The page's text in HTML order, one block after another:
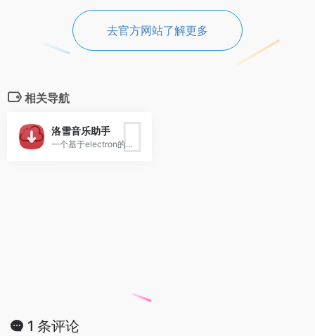
去官方网站了解更多
相关导航
洛雪音乐助手
一个基于electron的免费听歌音乐软件
1 条评论